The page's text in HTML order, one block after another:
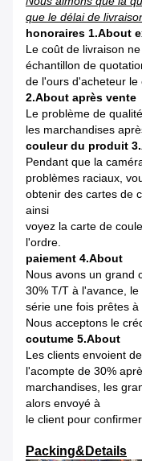
que le délai de
honoraires 1.About
Le coût de livraison
échantillon de
de l'ours d'acheteur le
2.About après vente
Le problème de
les marchandises
couleur du produit
Pendant que la
problèmes raciaux,
obtenir des cartes de
ainsi
voyez la carte de
l'ordre.
paiement 4.About
Nous avons un grand
30% T/T à l'avance, le
série une fois prêtes à
Nous acceptons le
coutume 5.About
Les clients envoient
l'acompte de 30%
marchandises, les
alors envoyé à
le client pour
Packing&Details